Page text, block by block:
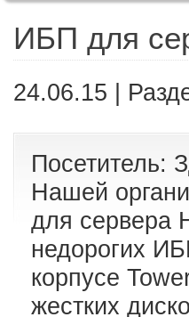
ИБП для
24.06.15 |
Посетитель:
Нашей
для сервера
недорогих
корпусе
жестких